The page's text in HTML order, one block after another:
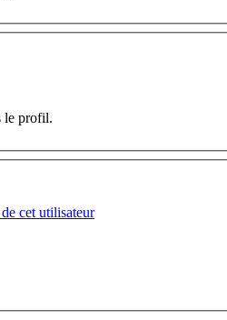
le profil.
cet utilisateur